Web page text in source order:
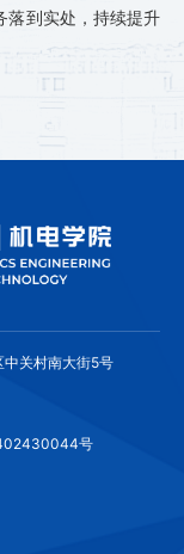
落到实处，持续提升
关村南大街5号
号